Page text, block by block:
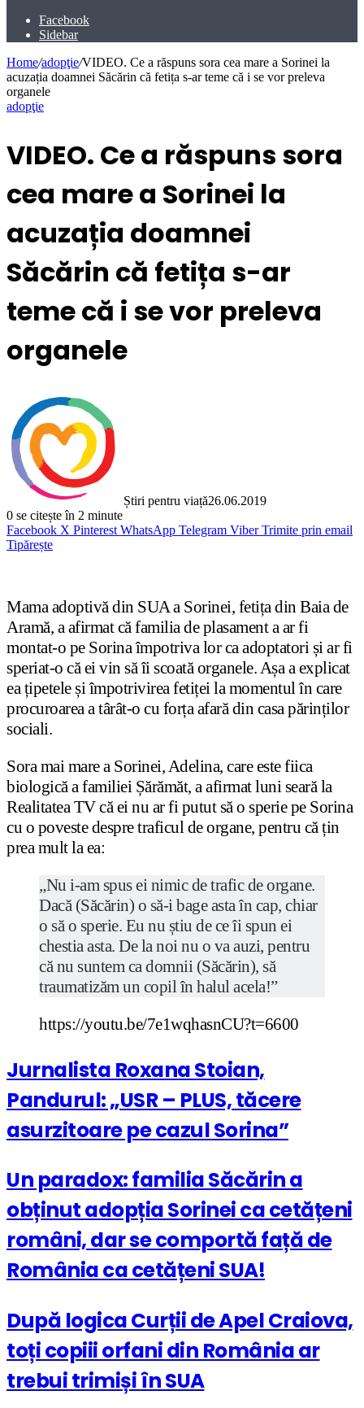
Facebook
Sidebar
Home/adopţie/VIDEO. Ce a răspuns sora cea mare a Sorinei la
acuzația doamnei Săcărin că fetița s-ar teme că i se vor preleva
organele
adopţie
VIDEO. Ce a răspuns sora
cea mare a Sorinei la
acuzația doamnei
Săcărin că fetița s-ar
teme că i se vor preleva
organele
Știri pentru viață26.06.2019
0 se citește în 2 minute
Facebook X Pinterest WhatsApp Telegram Viber Trimite prin email
Tipărește
Mama adoptivă din SUA a Sorinei, fetița din Baia de
Aramă, a afirmat că familia de plasament a ar fi
montat-o pe Sorina împotriva lor ca adoptatori și ar fi
speriat-o că ei vin să îi scoată organele. Așa a explicat
ea țipetele și împotrivirea fetiței la momentul în care
procuroarea a târât-o cu forța afară din casa părinților
sociali.
Sora mai mare a Sorinei, Adelina, care este fiica
biologică a familiei Șărămăt, a afirmat luni seară la
Realitatea TV că ei nu ar fi putut să o sperie pe Sorina
cu o poveste despre traficul de organe, pentru că țin
prea mult la ea:
„Nu i-am spus ei nimic de trafic de organe.
Dacă (Săcărin) o să-i bage asta în cap, chiar
o să o sperie. Eu nu știu de ce îi spun ei
chestia asta. De la noi nu o va auzi, pentru
că nu suntem ca domnii (Săcărin), să
traumatizăm un copil în halul acela!”
https://youtu.be/7e1wqhasnCU?t=6600
Jurnalista Roxana Stoian,
Pandurul: „USR – PLUS, tăcere
asurzitoare pe cazul Sorina”
Un paradox: familia Săcărin a
obținut adopția Sorinei ca cetățeni
români, dar se comportă față de
România ca cetățeni SUA!
După logica Curții de Apel Craiova,
toți copiii orfani din România ar
trebui trimiși în SUA